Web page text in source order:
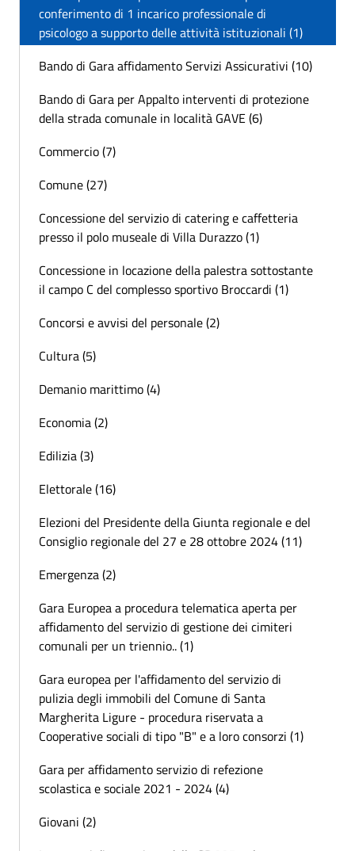
conferimento di 1 incarico professionale di
psicologo a supporto delle attività istituzionali (1)
Bando di Gara affidamento Servizi Assicurativi (10)
Bando di Gara per Appalto interventi di protezione
della strada comunale in località GAVE (6)
Commercio (7)
Comune (27)
Concessione del servizio di catering e caffetteria
presso il polo museale di Villa Durazzo (1)
Concessione in locazione della palestra sottostante
il campo C del complesso sportivo Broccardi (1)
Concorsi e avvisi del personale (2)
Cultura (5)
Demanio marittimo (4)
Economia (2)
Edilizia (3)
Elettorale (16)
Elezioni del Presidente della Giunta regionale e del
Consiglio regionale del 27 e 28 ottobre 2024 (11)
Emergenza (2)
Gara Europea a procedura telematica aperta per
affidamento del servizio di gestione dei cimiteri
comunali per un triennio.. (1)
Gara europea per l'affidamento del servizio di
pulizia degli immobili del Comune di Santa
Margherita Ligure - procedura riservata a
Cooperative sociali di tipo "B" e a loro consorzi (1)
Gara per affidamento servizio di refezione
scolastica e sociale 2021 - 2024 (4)
Giovani (2)